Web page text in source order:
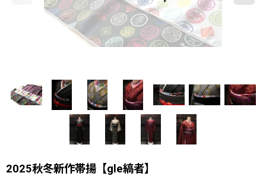
2025秋冬新作帯揚【gle縞者】